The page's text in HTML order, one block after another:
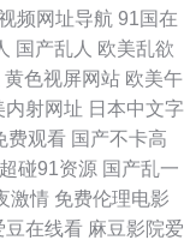
韩国 最新超碰97 超碰
网站 欧美一期二期 伊
丝国 国产操逼视屏 欧
看 成人黄色三级 久久
频网址导航 91国在
国产乱人 欧美乱欲
黄色视屏网站 欧美午
内射网址 日本中文字
费观看 国产不卡高
超碰91资源 国产乱一
激情 免费伦理电影
豆在线看 麻豆影院爱